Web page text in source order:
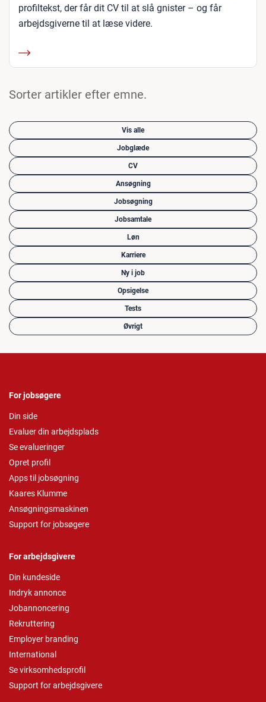
profiltekst, der får dit CV til at slå gnister – og får
arbejdsgiverne til at læse videre.
Sorter artikler efter emne.
Vis alle
Jobglæde
CV
Ansøgning
Jobsøgning
Jobsamtale
Løn
Karriere
Ny i job
Opsigelse
Tests
Øvrigt
For jobsøgere
Din side
Evaluer din arbejdsplads
Se evalueringer
Opret profil
Apps til jobsøgning
Kaares Klumme
Ansøgningsmaskinen
Support for jobsøgere
For arbejdsgivere
Din kundeside
Indryk annonce
Jobannoncering
Rekruttering
Employer branding
International
Se virksomhedsprofil
Support for arbejdsgivere